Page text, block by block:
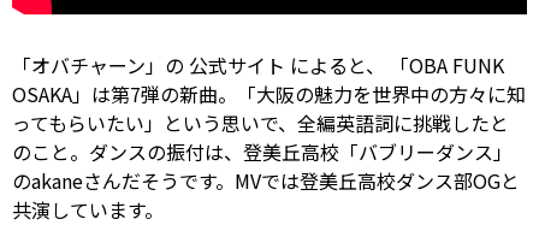
「オバチャーン」の 公式サイト によると、 「OBA FUNK
OSAKA」は第7弾の新曲。「大阪の魅力を世界中の方々に知
ってもらいたい」という思いで、全編英語詞に挑戦したと
のこと。ダンスの振付は、登美丘高校「バブリーダンス」
のakaneさんだそうです。MVでは登美丘高校ダンス部OGと
共演しています。